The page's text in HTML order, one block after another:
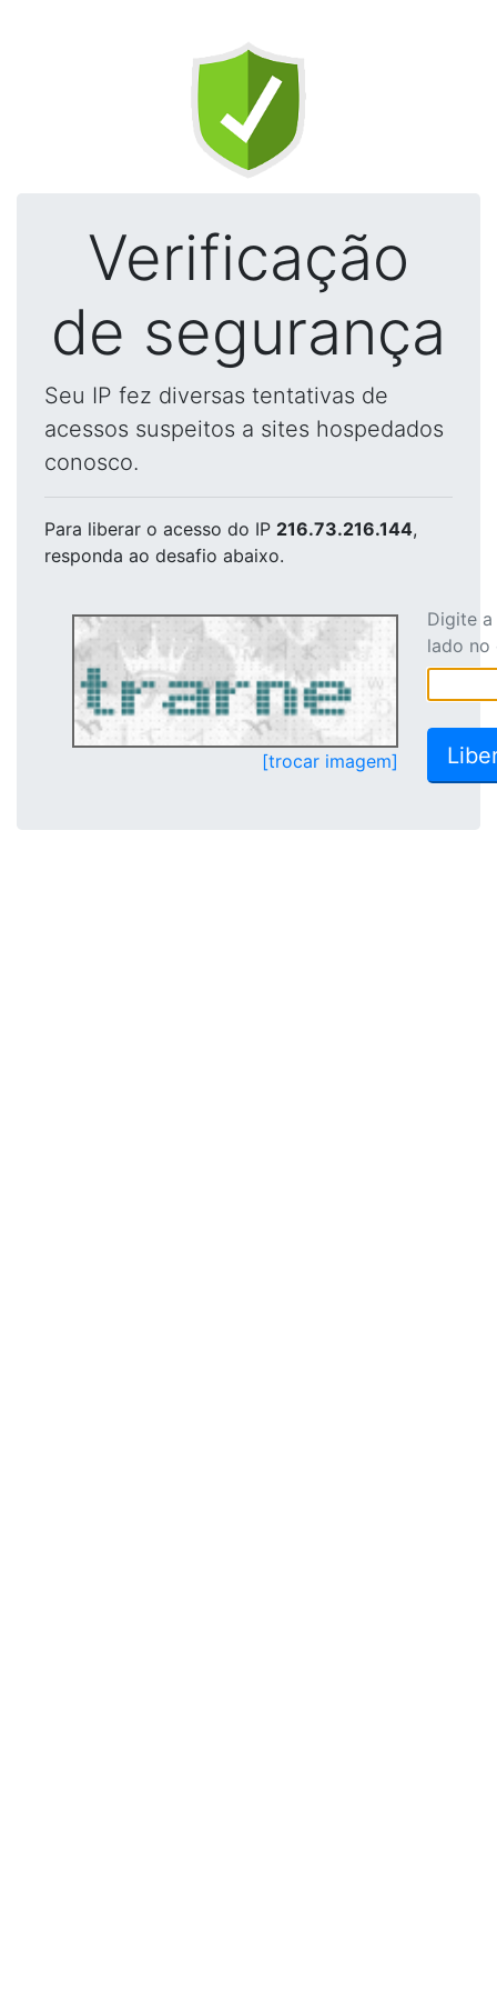
Verificação
de segurança
Seu IP fez diversas tentativas de
acessos suspeitos a sites hospedados
conosco.
Para liberar o acesso do IP 216.73.216.144,
responda ao desafio abaixo.
[trocar imagem]
Digite
lado no